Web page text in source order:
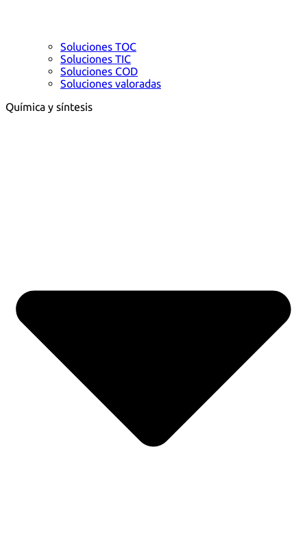
Soluciones TOC
Soluciones TIC
Soluciones COD
Soluciones valoradas
Química y síntesis